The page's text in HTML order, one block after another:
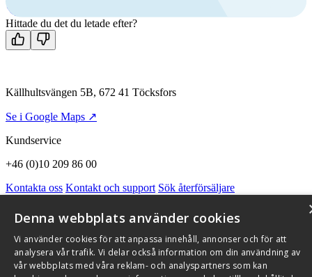
Kontakta oss
Hittade du det du letade efter?
Källhultsvängen 5B, 672 41 Töcksfors
Se i Google Maps ↗
Kundservice
+46 (0)10 209 86 00
Kontakta oss Kontakt och support Sök återförsäljare
Om Flexit
Aktuellt Miljö och kvalitetssäkring Alarmkoder
Qnister Visselblåsningsfunktion
© 2026 Flexit AB. Alla rättigheter förbehållna
Aktuellt Miljö och kvalitetssäkring
Denna webbplats använder cookies
Vi använder cookies för att anpassa innehåll, annonser och för att
analysera vår trafik. Vi delar också information om din användning av
vår webbplats med våra reklam- och analyspartners som kan